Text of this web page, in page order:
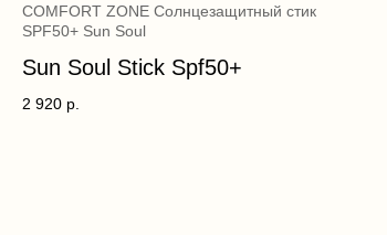
COMFORT ZONE Солнцезащитный стик
SPF50+ Sun Soul
Sun Soul Stick Spf50+
2 920 р.